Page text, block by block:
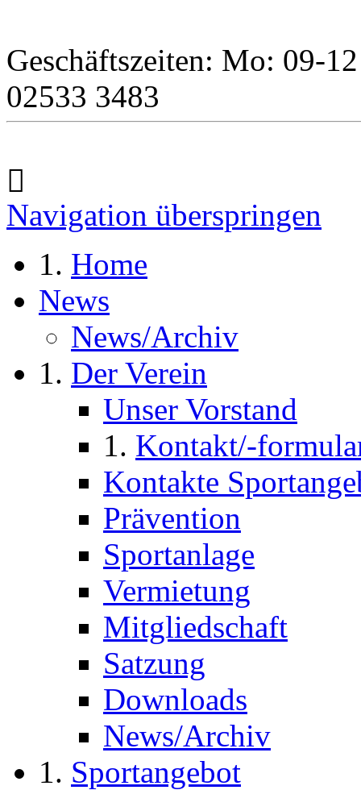
Geschäftszeiten: Mo: 09-
02533 3483
Navigation überspringen
Home
News
News/Archiv
Der Verein
Unser Vorstand
Kontakt/-
Kontakte
Prävention
Sportanlage
Vermietung
Mitgliedschaft
Satzung
Downloads
News/Archiv
Sportangebot